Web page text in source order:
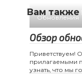
ВамОбновления
Обзор
Приветствуем!
прилагаемыми
узнать, что мы